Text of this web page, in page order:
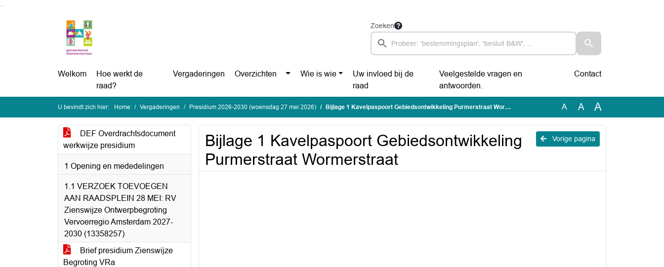
Zoeken
Welkom
Hoe werkt de
raad?
Vergaderingen Overzichten Wie is wie
Uw invloed bij de
raad
Veelgestelde vragen en
antwoorden.
Contact
U bevindt zich hier: Home Vergaderingen Presidium 2026-2030 (woensdag 27 mei 2026) Bijlage 1 Kavelpaspoort Gebiedsontwikkeling Purmerstraat Wormerstraat A A A
DEF Overdrachtsdocument
werkwijze presidium
1 Opening en mededelingen
1.1 VERZOEK TOEVOEGEN
AAN RAADSPLEIN 28 MEI: RV
Zienswijze Ontwerpbegroting
Vervoerregio Amsterdam 2027-
2030 (13358257)
Brief presidium Zienswijze
Begroting VRa
Vorige pagina
Bijlage 1 Kavelpaspoort Gebiedsontwikkeling
Purmerstraat Wormerstraat